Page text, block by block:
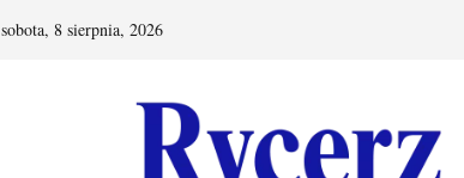
sobota, 8 sierpnia, 2026